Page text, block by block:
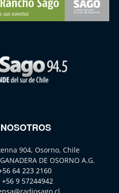
904, Osorno, Chile
DE OSORNO A.G.
64 223 2160
+56 9 57244942